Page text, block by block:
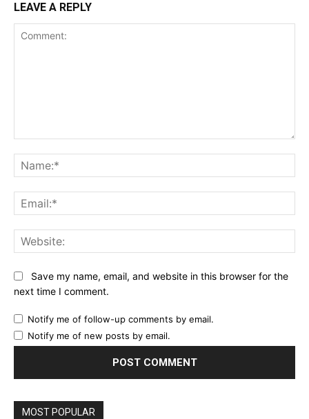
LEAVE A REPLY
Save my name, email, and website in this browser for the
next time I comment.
Notify me of follow-up comments by email.
Notify me of new posts by email.
MOST POPULAR